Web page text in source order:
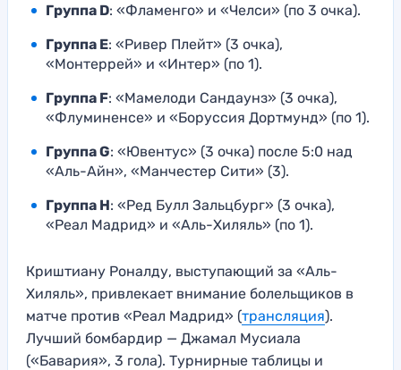
Группа D: «Фламенго» и «Челси» (по 3 очка).
Группа E: «Ривер Плейт» (3 очка),
«Монтеррей» и «Интер» (по 1).
Группа F: «Мамелоди Сандаунз» (3 очка),
«Флуминенсе» и «Боруссия Дортмунд» (по 1).
Группа G: «Ювентус» (3 очка) после 5:0 над
«Аль-Айн», «Манчестер Сити» (3).
Группа H: «Ред Булл Зальцбург» (3 очка),
«Реал Мадрид» и «Аль-Хиляль» (по 1).
Криштиану Роналду, выступающий за «Аль-
Хиляль», привлекает внимание болельщиков в
матче против «Реал Мадрид» (трансляция).
Лучший бомбардир — Джамал Мусиала
(«Бавария», 3 гола). Турнирные таблицы и